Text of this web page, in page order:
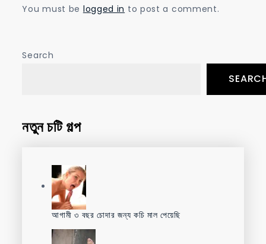
You must be logged in to post a comment.
Search
নতুন চটি গল্প
আগামী ৩ বছর চোদার জন্য কচি মাল পেয়েছি